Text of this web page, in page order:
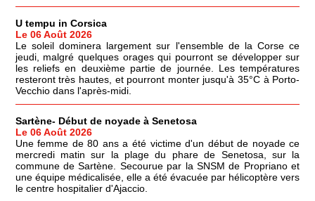
U tempu in Corsica
Le 06 Août 2026
Le soleil dominera largement sur l'ensemble de la Corse ce
jeudi, malgré quelques orages qui pourront se développer sur
les reliefs en deuxième partie de journée. Les températures
resteront très hautes, et pourront monter jusqu'à 35°C à Porto-
Vecchio dans l'après-midi.
Sartène- Début de noyade à Senetosa
Le 06 Août 2026
Une femme de 80 ans a été victime d'un début de noyade ce
mercredi matin sur la plage du phare de Senetosa, sur la
commune de Sartène. Secourue par la SNSM de Propriano et
une équipe médicalisée, elle a été évacuée par hélicoptère vers
le centre hospitalier d'Ajaccio.